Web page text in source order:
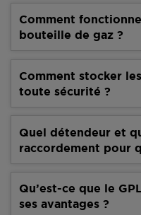
Comment
bouteille de gaz ?
Comment stocker
toute sécurité ?
Quel détendeur et
raccordement pour
Qu’est-ce que le
ses avantages ?